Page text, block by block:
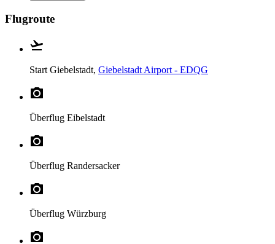
Flugroute
Start Giebelstadt, Giebelstadt Airport - EDQG
Überflug Eibelstadt
Überflug Randersacker
Überflug Würzburg